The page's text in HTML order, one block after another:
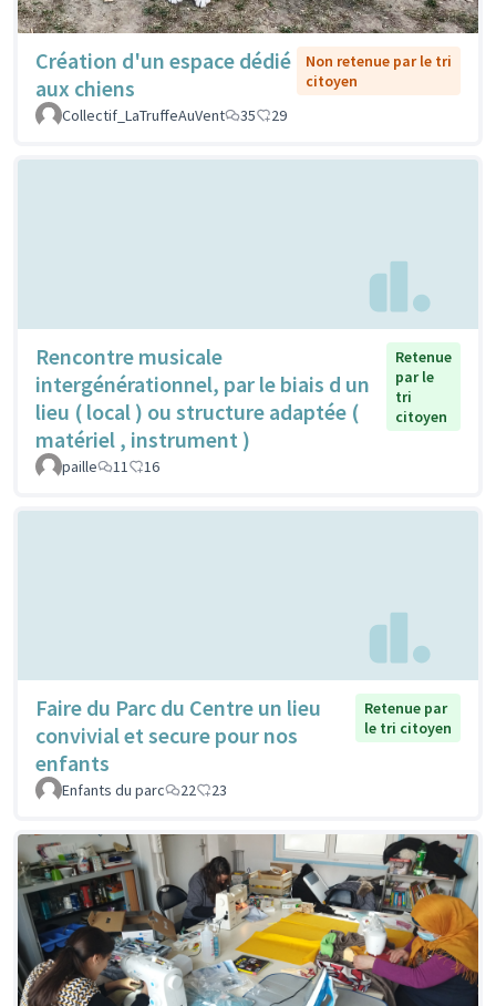
Création d'un espace dédié
aux chiens
Non retenue par le tri
citoyen
Collectif_LaTruffeAuVent
35 29
Rencontre musicale
intergénérationnel, par le biais d un
lieu ( local ) ou structure adaptée (
matériel , instrument )
Retenue
par le
tri
citoyen
paille 11 16
Faire du Parc du Centre un lieu
convivial et secure pour nos
enfants
Retenue par
le tri citoyen
Enfants du parc 22 23